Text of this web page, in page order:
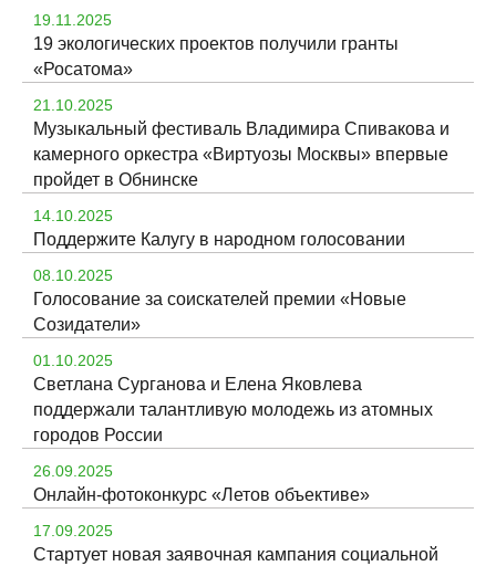
19.11.2025
19 экологических проектов получили гранты
«Росатома»
21.10.2025
Музыкальный фестиваль Владимира Спивакова и
камерного оркестра «Виртуозы Москвы» впервые
пройдет в Обнинске
14.10.2025
Поддержите Калугу в народном голосовании
08.10.2025
Голосование за соискателей премии «Новые
Созидатели»
01.10.2025
Светлана Сурганова и Елена Яковлева
поддержали талантливую молодежь из атомных
городов России
26.09.2025
Онлайн-фотоконкурс «Летов объективе»
17.09.2025
Стартует новая заявочная кампания социальной